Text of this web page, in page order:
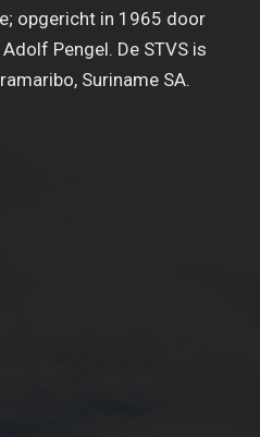
opgericht in 1965 door
Pengel. De STVS is
Suriname SA.